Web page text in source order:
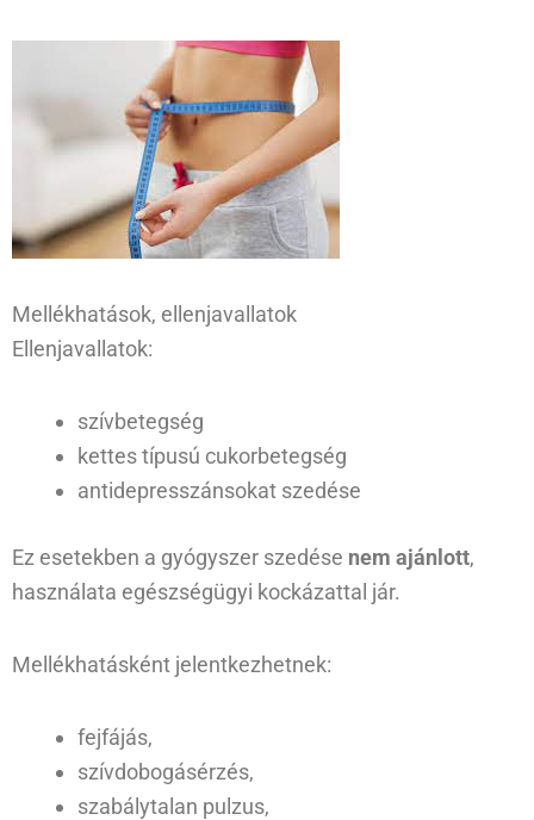
Mellékhatások, ellenjavallatok
Ellenjavallatok:
szívbetegség
kettes típusú cukorbetegség
antidepresszánsokat szedése
Ez esetekben a gyógyszer szedése nem ajánlott,
használata egészségügyi kockázattal jár.
Mellékhatásként jelentkezhetnek:
fejfájás,
szívdobogásérzés,
szabálytalan pulzus,